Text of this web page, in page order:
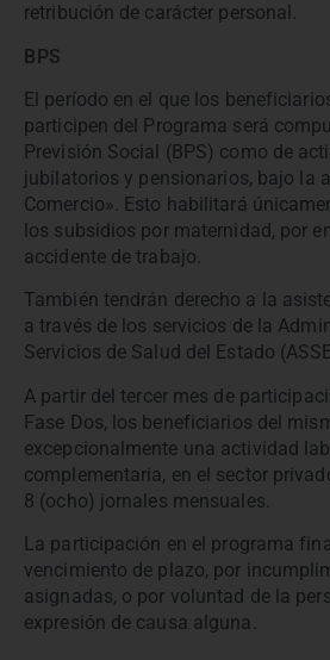
retribución de carácter personal.
BPS
El período en el que los
participen del Programa será
Previsión Social (BPS) como de
jubilatorios y pensionarios, bajo la
Comercio». Esto habilitará
los subsidios por maternidad, por
accidente de trabajo.
También tendrán derecho a la
a través de los servicios de la
Servicios de Salud del Estado
A partir del tercer mes de
Fase Dos, los beneficiarios del
excepcionalmente una actividad
complementaria, en el sector
8 (ocho) jornales mensuales.
La participación en el programa
vencimiento de plazo, por
asignadas, o por voluntad de la
expresión de causa alguna.